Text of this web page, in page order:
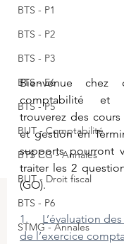
BTS - P1
BTS - P2
BTS - P3
BTS - E6
BTS - P5
BUT - Comptabilité
BTS CG - Annales
BUT - Droit fiscal
BTS - P6
STMG - Annales
Bienvenue chez
comptabilité et
trouverez des
et gestion en
supports pourront
traiter les 2
(GO).
1. L’évaluation
de l’exercice